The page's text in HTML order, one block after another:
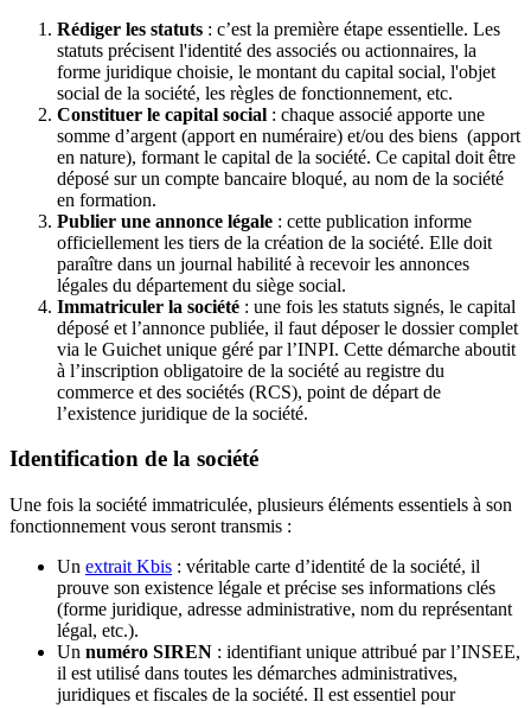
Rédiger les statuts : c’est la première étape essentielle. Les
statuts précisent l'identité des associés ou actionnaires, la
forme juridique choisie, le montant du capital social, l'objet
social de la société, les règles de fonctionnement, etc.
Constituer le capital social : chaque associé apporte une
somme d’argent (apport en numéraire) et/ou des biens (apport
en nature), formant le capital de la société. Ce capital doit être
déposé sur un compte bancaire bloqué, au nom de la société
en formation.
Publier une annonce légale : cette publication informe
officiellement les tiers de la création de la société. Elle doit
paraître dans un journal habilité à recevoir les annonces
légales du département du siège social.
Immatriculer la société : une fois les statuts signés, le capital
déposé et l’annonce publiée, il faut déposer le dossier complet
via le Guichet unique géré par l’INPI. Cette démarche aboutit
à l’inscription obligatoire de la société au registre du
commerce et des sociétés (RCS), point de départ de
l’existence juridique de la société.
Identification de la société
Une fois la société immatriculée, plusieurs éléments essentiels à son
fonctionnement vous seront transmis :
Un extrait Kbis : véritable carte d’identité de la société, il
prouve son existence légale et précise ses informations clés
(forme juridique, adresse administrative, nom du représentant
légal, etc.).
Un numéro SIREN : identifiant unique attribué par l’INSEE,
il est utilisé dans toutes les démarches administratives,
juridiques et fiscales de la société. Il est essentiel pour